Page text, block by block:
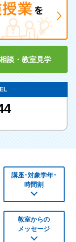
談・教室見学
講座･対象学年･
時間割
教室からの
メッセージ